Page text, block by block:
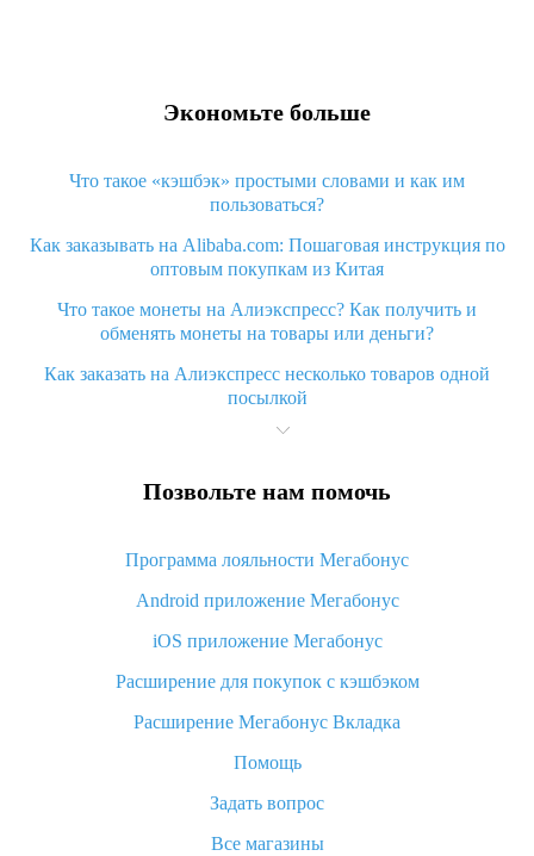
Экономьте больше
Что такое «кэшбэк» простыми словами и как им
пользоваться?
Как заказывать на Alibaba.com: Пошаговая инструкция по
оптовым покупкам из Китая
Что такое монеты на Алиэкспресс? Как получить и
обменять монеты на товары или деньги?
Как заказать на Алиэкспресс несколько товаров одной
посылкой
Что значит статус «Заказ закрыт» на Алиэкспресс и что
Что делать, если Алиэкспресс просит ввести паспортные
Как узнать, куда пришла посылка с Алиэкспресс
Вы отменили заказ на Алиэкспресс, когда вернут деньги?
Что такое баллы на Алиэкспресс, как их получить и
«AliExpress Standard Shipping»: что это за метод доставки и
как его отслеживать
Как покупать оптом на Алиэкспресс
Что делать, если не пришел товар с Алиэкспресс
Позвольте нам помочь
Программа лояльности Мегабонус
Android приложение Мегабонус
iOS приложение Мегабонус
Расширение для покупок с кэшбэком
Расширение Мегабонус Вкладка
Помощь
Задать вопрос
Все магазины